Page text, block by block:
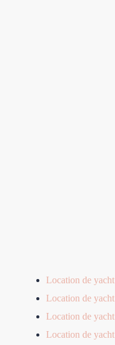
Location de
Location de
Location de
Location de